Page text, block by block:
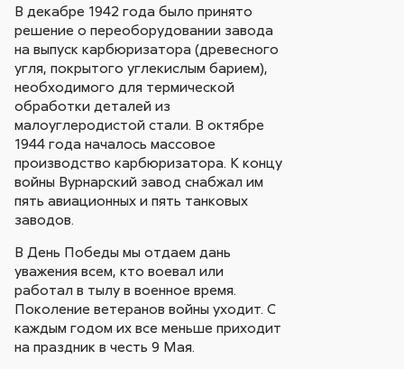
В декабре 1942 года было принято
решение о переоборудовании завода
на выпуск карбюризатора (древесного
угля, покрытого углекислым барием),
необходимого для термической
обработки деталей из
малоуглеродистой стали. В октябре
1944 года началось массовое
производство карбюризатора. К концу
войны Вурнарский завод снабжал им
пять авиационных и пять танковых
заводов.
В День Победы мы отдаем дань
уважения всем, кто воевал или
работал в тылу в военное время.
Поколение ветеранов войны уходит. С
каждым годом их все меньше приходит
на праздник в честь 9 Мая.